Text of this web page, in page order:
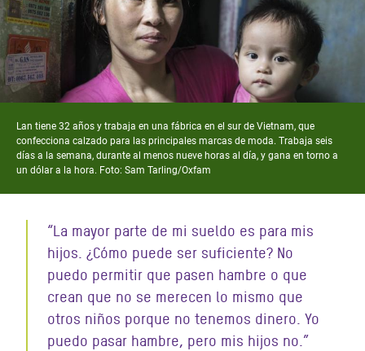
Lan tiene 32 años y trabaja en una fábrica en el sur de Vietnam, que
confecciona calzado para las principales marcas de moda. Trabaja seis
días a la semana, durante al menos nueve horas al día, y gana en torno a
un dólar a la hora. Foto: Sam Tarling/Oxfam
“La mayor parte de mi sueldo es para mis
hijos. ¿Cómo puede ser suficiente? No
puedo permitir que pasen hambre o que
crean que no se merecen lo mismo que
otros niños porque no tenemos dinero. Yo
puedo pasar hambre, pero mis hijos no.”